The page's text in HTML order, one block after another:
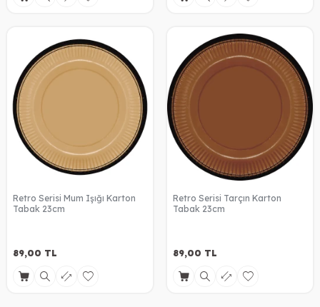
Retro Serisi Mum Işığı Karton
Tabak 23cm
89,00 TL
Retro Serisi Tarçın Karton
Tabak 23cm
89,00 TL